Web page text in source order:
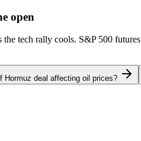
open
the tech rally cools. S&P 500 futures
Hormuz deal affecting oil prices?